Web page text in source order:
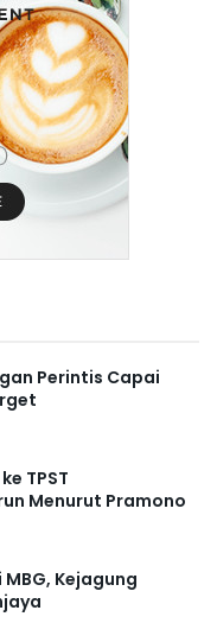
Perintis Capai
TPST
Menurut Pramono
Kejagung